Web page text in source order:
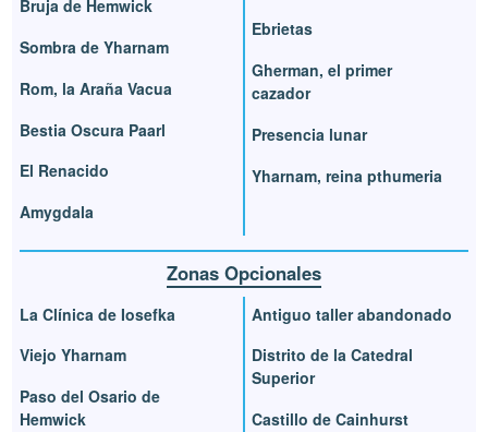
Bruja de Hemwick
Sombra de Yharnam
Rom, la Araña Vacua
Bestia Oscura Paarl
El Renacido
Amygdala
Ebrietas
Gherman, el primer
cazador
Presencia lunar
Yharnam, reina pthumeria
Zonas Opcionales
La Clínica de Iosefka
Viejo Yharnam
Paso del Osario de
Hemwick
Antiguo taller abandonado
Distrito de la Catedral
Superior
Castillo de Cainhurst